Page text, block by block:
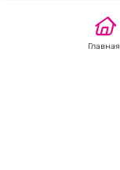
Главная